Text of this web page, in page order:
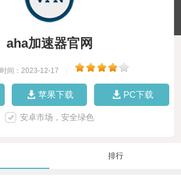
aha加速器官网
时间：2023-12-17
苹果下载 PC下载
安卓市场，安全绿色
排行